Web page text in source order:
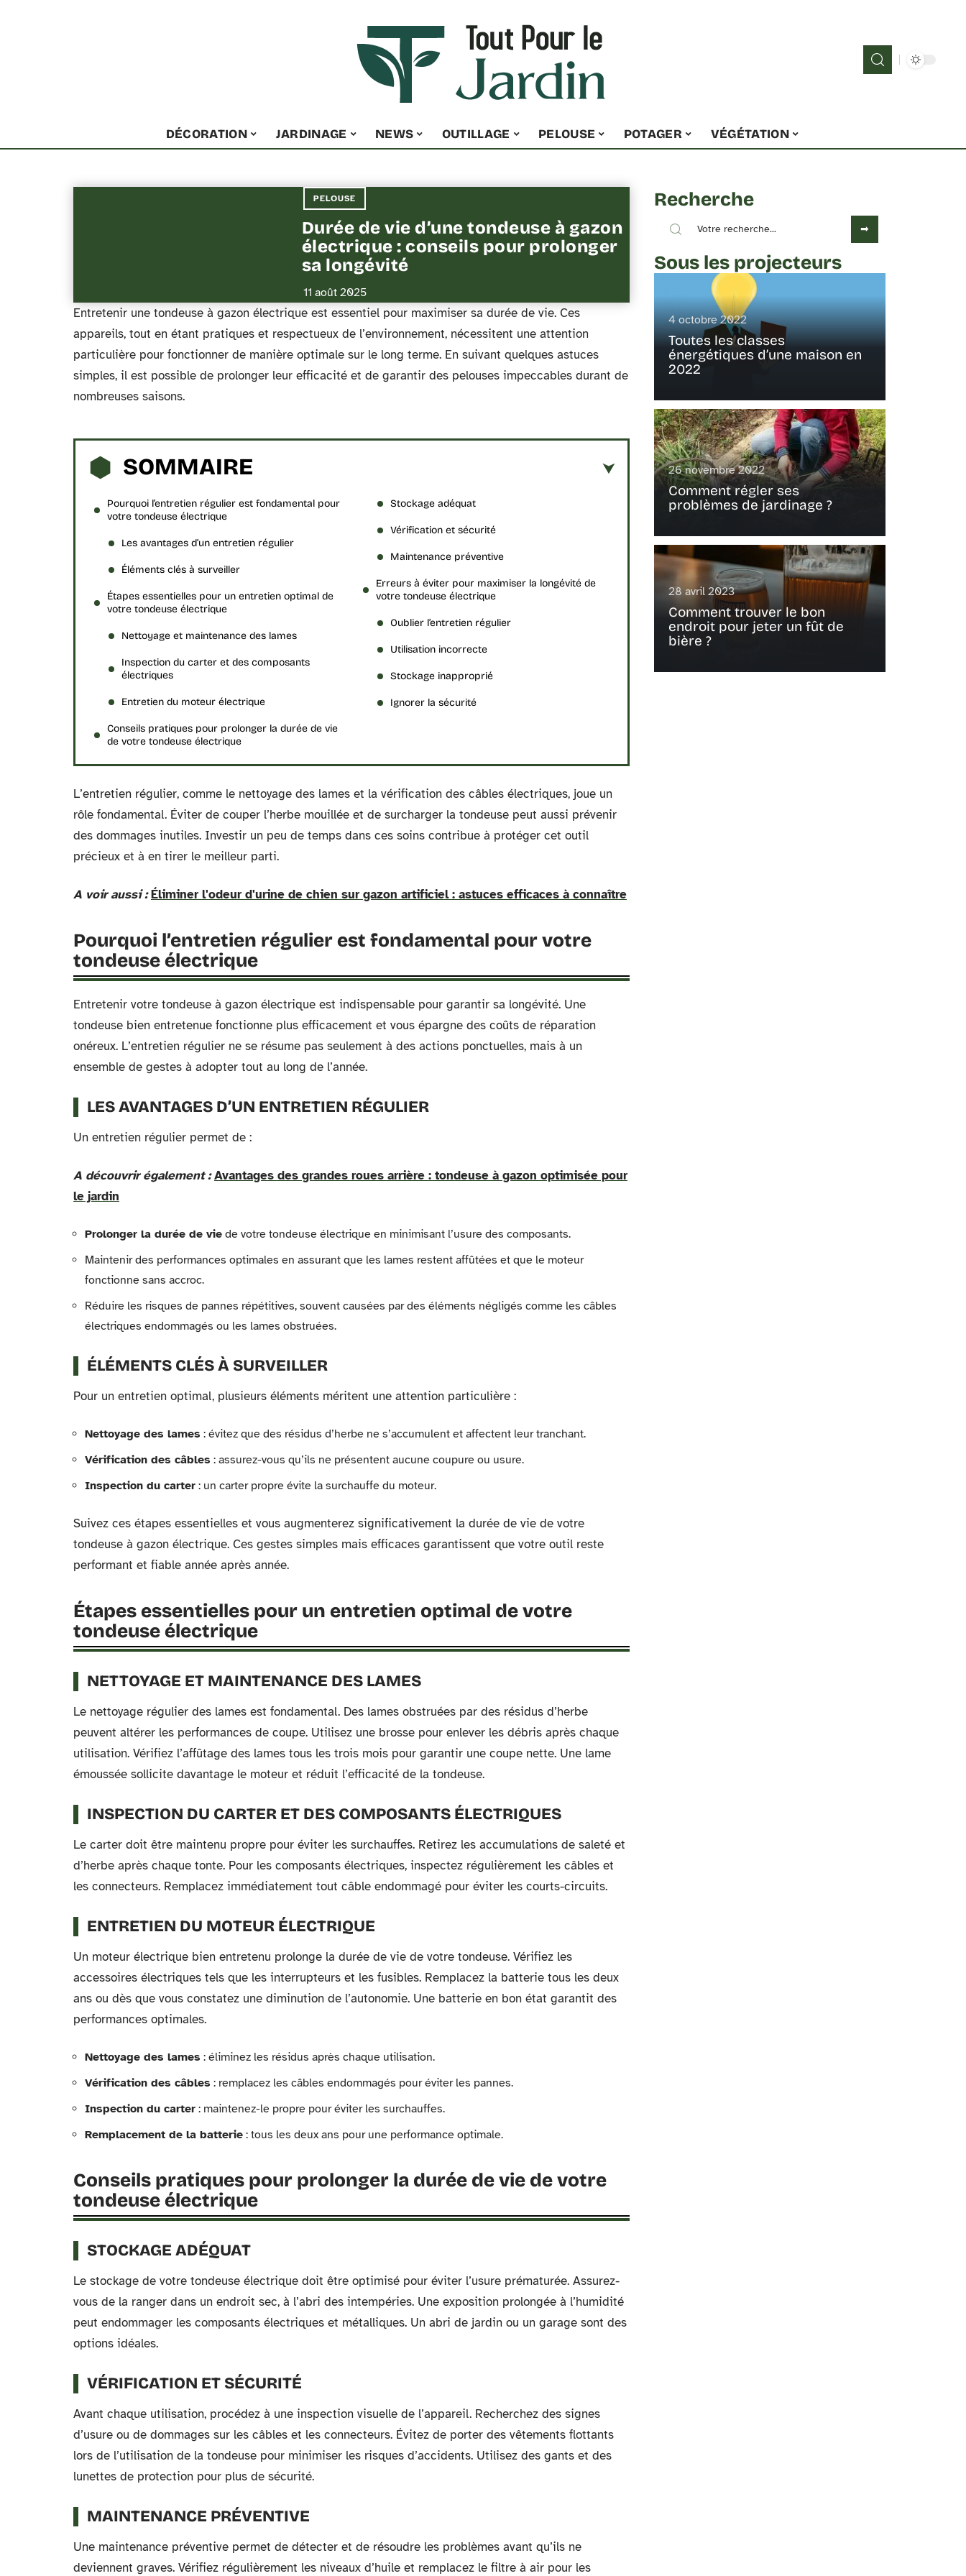
DÉCORATION JARDINAGE NEWS OUTILLAGE PELOUSE POTAGER VÉGÉTATION
PELOUSE
Durée de vie d’une tondeuse à gazon
électrique : conseils pour prolonger
sa longévité
11 août 2025
Entretenir une tondeuse à gazon électrique est essentiel pour maximiser sa durée de vie. Ces
appareils, tout en étant pratiques et respectueux de l’environnement, nécessitent une attention
particulière pour fonctionner de manière optimale sur le long terme. En suivant quelques astuces
simples, il est possible de prolonger leur efficacité et de garantir des pelouses impeccables durant de
nombreuses saisons.
SOMMAIRE
Pourquoi l’entretien régulier est fondamental pour
votre tondeuse électrique
Les avantages d’un entretien régulier
Éléments clés à surveiller
Étapes essentielles pour un entretien optimal de
votre tondeuse électrique
Nettoyage et maintenance des lames
Inspection du carter et des composants
électriques
Entretien du moteur électrique
Conseils pratiques pour prolonger la durée de vie
de votre tondeuse électrique
Stockage adéquat
Vérification et sécurité
Maintenance préventive
Erreurs à éviter pour maximiser la longévité de
votre tondeuse électrique
Oublier l’entretien régulier
Utilisation incorrecte
Stockage inapproprié
Ignorer la sécurité
L’entretien régulier, comme le nettoyage des lames et la vérification des câbles électriques, joue un
rôle fondamental. Éviter de couper l’herbe mouillée et de surcharger la tondeuse peut aussi prévenir
des dommages inutiles. Investir un peu de temps dans ces soins contribue à protéger cet outil
précieux et à en tirer le meilleur parti.
A voir aussi : Éliminer l'odeur d'urine de chien sur gazon artificiel : astuces efficaces à connaître
Pourquoi l’entretien régulier est fondamental pour votre
tondeuse électrique
Entretenir votre tondeuse à gazon électrique est indispensable pour garantir sa longévité. Une
tondeuse bien entretenue fonctionne plus efficacement et vous épargne des coûts de réparation
onéreux. L’entretien régulier ne se résume pas seulement à des actions ponctuelles, mais à un
ensemble de gestes à adopter tout au long de l’année.
LES AVANTAGES D’UN ENTRETIEN RÉGULIER
Un entretien régulier permet de :
A découvrir également : Avantages des grandes roues arrière : tondeuse à gazon optimisée pour
le jardin
Prolonger la durée de vie de votre tondeuse électrique en minimisant l’usure des composants.
Maintenir des performances optimales en assurant que les lames restent affûtées et que le moteur
fonctionne sans accroc.
Réduire les risques de pannes répétitives, souvent causées par des éléments négligés comme les câbles
électriques endommagés ou les lames obstruées.
ÉLÉMENTS CLÉS À SURVEILLER
Pour un entretien optimal, plusieurs éléments méritent une attention particulière :
Nettoyage des lames : évitez que des résidus d’herbe ne s’accumulent et affectent leur tranchant.
Vérification des câbles : assurez-vous qu’ils ne présentent aucune coupure ou usure.
Inspection du carter : un carter propre évite la surchauffe du moteur.
Suivez ces étapes essentielles et vous augmenterez significativement la durée de vie de votre
tondeuse à gazon électrique. Ces gestes simples mais efficaces garantissent que votre outil reste
performant et fiable année après année.
Étapes essentielles pour un entretien optimal de votre
tondeuse électrique
NETTOYAGE ET MAINTENANCE DES LAMES
Le nettoyage régulier des lames est fondamental. Des lames obstruées par des résidus d’herbe
peuvent altérer les performances de coupe. Utilisez une brosse pour enlever les débris après chaque
utilisation. Vérifiez l’affûtage des lames tous les trois mois pour garantir une coupe nette. Une lame
émoussée sollicite davantage le moteur et réduit l’efficacité de la tondeuse.
INSPECTION DU CARTER ET DES COMPOSANTS ÉLECTRIQUES
Le carter doit être maintenu propre pour éviter les surchauffes. Retirez les accumulations de saleté et
d’herbe après chaque tonte. Pour les composants électriques, inspectez régulièrement les câbles et
les connecteurs. Remplacez immédiatement tout câble endommagé pour éviter les courts-circuits.
ENTRETIEN DU MOTEUR ÉLECTRIQUE
Un moteur électrique bien entretenu prolonge la durée de vie de votre tondeuse. Vérifiez les
accessoires électriques tels que les interrupteurs et les fusibles. Remplacez la batterie tous les deux
ans ou dès que vous constatez une diminution de l’autonomie. Une batterie en bon état garantit des
performances optimales.
Nettoyage des lames : éliminez les résidus après chaque utilisation.
Vérification des câbles : remplacez les câbles endommagés pour éviter les pannes.
Inspection du carter : maintenez-le propre pour éviter les surchauffes.
Remplacement de la batterie : tous les deux ans pour une performance optimale.
Conseils pratiques pour prolonger la durée de vie de votre
tondeuse électrique
STOCKAGE ADÉQUAT
Le stockage de votre tondeuse électrique doit être optimisé pour éviter l’usure prématurée. Assurez-
vous de la ranger dans un endroit sec, à l’abri des intempéries. Une exposition prolongée à l’humidité
peut endommager les composants électriques et métalliques. Un abri de jardin ou un garage sont des
options idéales.
VÉRIFICATION ET SÉCURITÉ
Avant chaque utilisation, procédez à une inspection visuelle de l’appareil. Recherchez des signes
d’usure ou de dommages sur les câbles et les connecteurs. Évitez de porter des vêtements flottants
lors de l’utilisation de la tondeuse pour minimiser les risques d’accidents. Utilisez des gants et des
lunettes de protection pour plus de sécurité.
MAINTENANCE PRÉVENTIVE
Une maintenance préventive permet de détecter et de résoudre les problèmes avant qu’ils ne
deviennent graves. Vérifiez régulièrement les niveaux d’huile et remplacez le filtre à air pour les
Recherche
Sous les projecteurs
4 octobre 2022
Toutes les classes
énergétiques d’une maison en
2022
26 novembre 2022
Comment régler ses
problèmes de jardinage ?
28 avril 2023
Comment trouver le bon
endroit pour jeter un fût de
bière ?